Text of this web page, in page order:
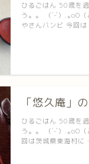
ひるごはん 50歳を
う。。 （´-`）.｡oO
やさんバンビ 今回
「悠久庵」
ひるごはん 50歳を
う。。 （´-`）.｡oO
回は茨城県東海村に